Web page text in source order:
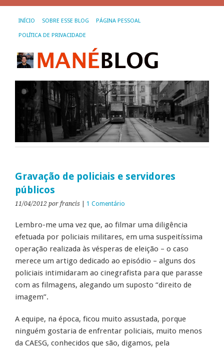
INÍCIO SOBRE ESSE BLOG PÁGINA PESSOAL
POLÍTICA DE PRIVACIDADE
Gravação de policiais e servidores
públicos
11/04/2012 por francis 1 Comentário
Lembro-me uma vez que, ao filmar uma diligência
efetuada por policiais militares, em uma suspeitíssima
operação realizada às vésperas de eleição – o caso
merece um artigo dedicado ao episódio – alguns dos
policiais intimidaram ao cinegrafista para que parasse
com as filmagens, alegando um suposto “direito de
imagem”.
A equipe, na época, ficou muito assustada, porque
ninguém gostaria de enfrentar policiais, muito menos
da CAESG, conhecidos que são, digamos, pela